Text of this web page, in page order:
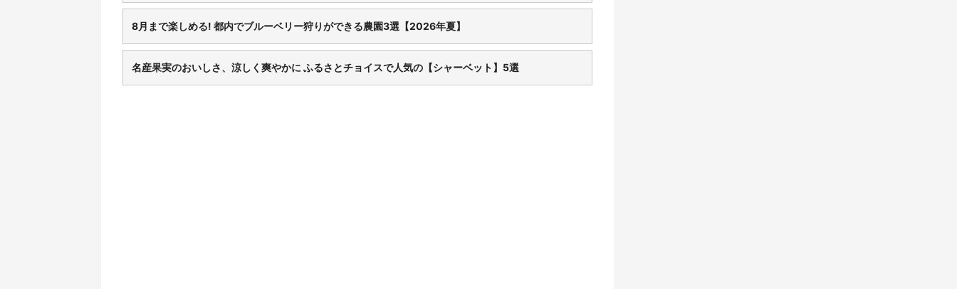
8月まで楽しめる! 都内でブルーベリー狩りができる農園3選【2026年夏】
名産果実のおいしさ、涼しく爽やかに ふるさとチョイスで人気の【シャーベット】5選